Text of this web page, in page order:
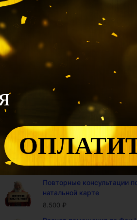
1.990
Калькулятор 12 Дворцов:
модуль (доступ на год)
2.400
Калькулятор Ци Мэнь: проф
модуль (доступ на год)
Калькулятор
по Ба Цзы" (доступ на год)
Калькулятор БаЦзы:
включенность карты в 9-ый
период (доступ на год)
5.000₽
Повторные консультации
натальной карте
8.500 ₽